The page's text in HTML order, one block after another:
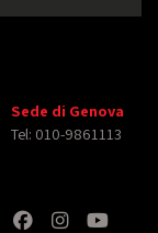
Sede di Genova
Tel: 010-9861113